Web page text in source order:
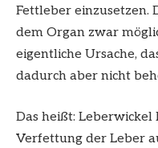
Fettleber einzusetzen.
dem Organ zwar
eigentliche Ursache,
dadurch aber nicht
Das heißt: Leberwickel
Verfettung der Leber